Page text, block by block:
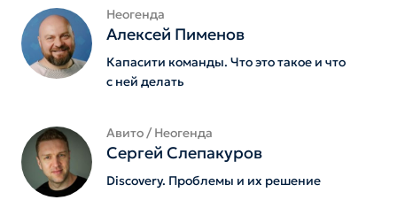
Неогенда
Алексей Пименов
Капасити команды. Что это такое и что
с ней делать
Авито / Неогенда
Сергей Слепакуров
Discovery. Проблемы и их решение